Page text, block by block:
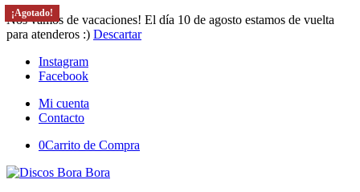
Nos vamos de vacaciones! El día 10 de agosto estamos de vuelta
para atenderos :) Descartar
Instagram
Facebook
Mi cuenta
Contacto
0Carrito de Compra
¡Agotado!
¡Agotado!
¡Agotado!
¡Agotado!
¡Agotado!